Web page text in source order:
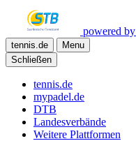
powered by
tennis.de
Menu
Schließen
tennis.de
mypadel.de
DTB
Landesverbände
Weitere Plattformen